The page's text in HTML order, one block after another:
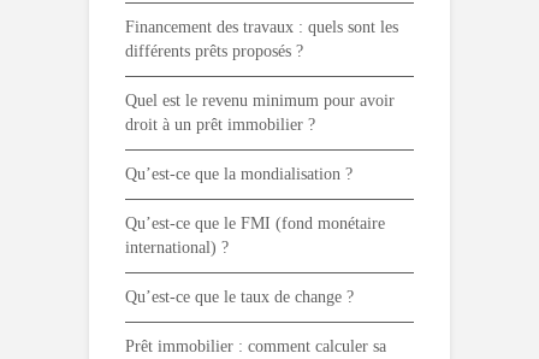
Financement des travaux : quels sont les
différents prêts proposés ?
Quel est le revenu minimum pour avoir
droit à un prêt immobilier ?
Qu’est-ce que la mondialisation ?
Qu’est-ce que le FMI (fond monétaire
international) ?
Qu’est-ce que le taux de change ?
Prêt immobilier : comment calculer sa